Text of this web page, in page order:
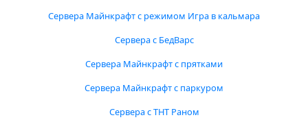
Сервера Майнкрафт с режимом Игра в кальмара
Сервера с БедВарс
Сервера Майнкрафт с прятками
Сервера Майнкрафт с паркуром
Сервера с ТНТ Раном